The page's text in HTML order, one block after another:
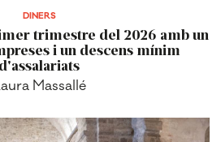
DINERS
trimestre del 2026 amb un
i un descens mínim
d'assalariats
Massallé